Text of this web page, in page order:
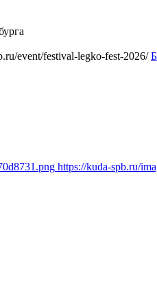
event/festival-legko-fest-2026/
https://kuda-spb.ru/